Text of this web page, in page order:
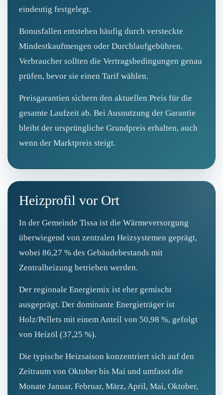
eindeutig festgelegt.
Bonusfallen entstehen häufig durch versteckte
Mindestkaufmengen oder Durchlaufgebühren.
Verbraucher sollten die Vertragsbedingungen genau
prüfen, bevor sie einen Tarif wählen.
Preisgarantien sichern den aktuellen Preis für die
gesamte Laufzeit ab. Bei Ausnutzung der Garantie
bleibt der ursprüngliche Grundpreis erhalten, auch
wenn der Marktpreis steigt.
Heizprofil vor Ort
In der Gemeinde Tissa ist die Wärmeversorgung
überwiegend von zentralen Heizsystemen geprägt,
wobei 86,27 % des Gebäudebestands mit
Zentralheizung betrieben werden.
Der regionale Energiemix ist eher gemischt
ausgeprägt. Der dominante Energieträger ist
Holz/Pellets mit einem Anteil von 50,98 %, gefolgt
von Heizöl (37,25 %).
Die typische Heizsaison konzentriert sich auf den
Zeitraum von Oktober bis Mai und umfasst die
Monate Januar, Februar, März, April, Mai, Oktober,